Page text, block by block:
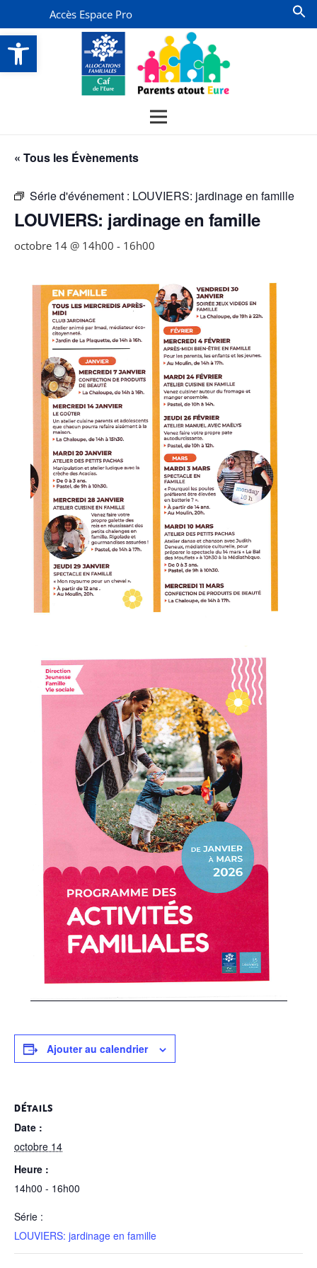
Ouvrir la barre d’outils
Accès Espace Pro
« Tous les Évènements
Série d'événement : LOUVIERS: jardinage en famille
LOUVIERS: jardinage en famille
octobre 14 @ 14h00 - 16h00
Ajouter au calendrier
DÉTAILS
Date :
octobre 14
Heure :
14h00 - 16h00
Série :
LOUVIERS: jardinage en famille